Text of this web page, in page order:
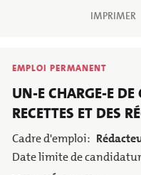
Conseil
Le PLU
Contacter le
Police
Poste
EMPLOI PERMANENT
UN-E CHARGE-E DE
RECETTES ET DES
Cadre d'emploi
Date limite de